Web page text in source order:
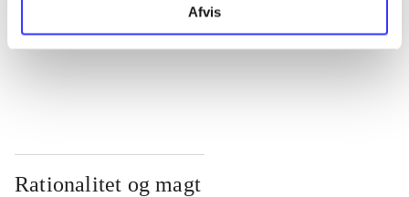
Afvis
Rationalitet og magt